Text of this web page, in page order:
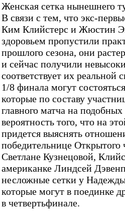
Женская сетка нынешнего
В связи с тем, что экс-
Ким Клийстерс и Жюстин
здоровьем пропустили
прошлого сезона, они
и сейчас получили
соответствует их
1/8 финала могут
которые по составу
главного матча на
вероятность того, что на
придется выяснять
победительнице
Светлане Кузнецовой,
американке Линдсей
несложные сетки у
которые могут в поединке
в четвертьфинале.